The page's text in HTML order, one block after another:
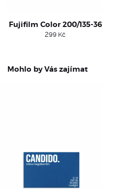
Fujifilm Color 200/135-36
299 Kč
Mohlo by Vás zajímat